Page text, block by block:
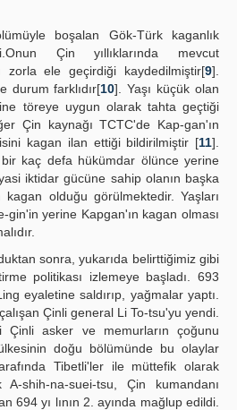
boşalan Gök-Türk kaganlık
Çin yıllıklarında mevcut
zorla ele geçirdiği kaydedilmiştir[9].
durum farklıdır[10]. Yaşı küçük olan
töreye uygun olarak tahta geçtiği
Çin kaynağı TCTC'de Kap-gan'ın
kagan ilan ettiği bildirilmiştir [11].
kaç defa hükümdar ölünce yerine
iktidar gücüne sahip olanın başka
olduğu görülmektedir. Yaşları
gin'in yerine Kapgan'ın kagan olması
sonra, yukarıda belirttiğimiz gibi
politikası izlemeye başladı. 693
eyaletine saldırıp, yağmalar yaptı.
Çinli general Li To-tsu'yu yendi.
asker ve memurların çoğunu
doğu bölümünde bu olaylar
Tibetli'ler ile müttefik olarak
shih-na-suei-tsu, Çin kumandanı
694 yı lının 2. ayında mağlup edildi.